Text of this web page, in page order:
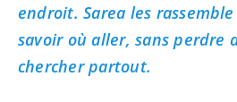
endroit. Sarea les
savoir où aller, sans perdre
chercher partout.